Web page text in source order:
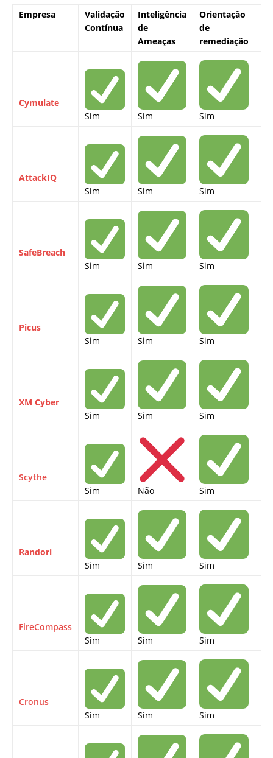
Empresa
Validação
Contínua
Inteligência
de
Ameaças
Orientação
de
remediação
Cymulate
Sim
Sim Sim
AttackIQ
Sim
Sim Sim
SafeBreach
Sim
Sim Sim
Picus
Sim
Sim Sim
XM Cyber
Sim
Sim Sim
Scythe
Sim
Não Sim
Randori
Sim
Sim Sim
FireCompass
Sim
Sim Sim
Cronus
Sim
Sim Sim